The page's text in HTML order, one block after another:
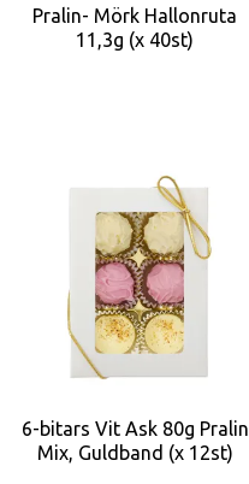
Pralin- Mörk Hallonruta
11,3g (x 40st)
6-bitars Vit Ask 80g Pralin
Mix, Guldband (x 12st)